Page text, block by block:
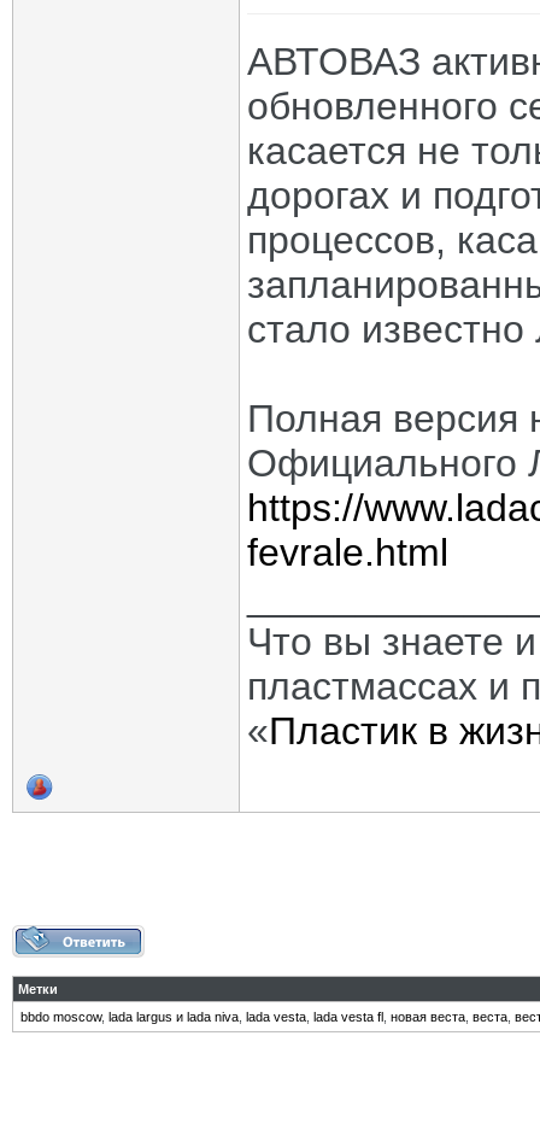
АВТОВАЗ
обновленного
касается не
дорогах и
процессов,
стало
Полная версия
Официального
https://
fevrale.html
Что вы знаете
пластмассах и
«Пластик в
Метки
bbdo moscow, lada largus и lada niva lada vesta lada vesta fl новая веста веста